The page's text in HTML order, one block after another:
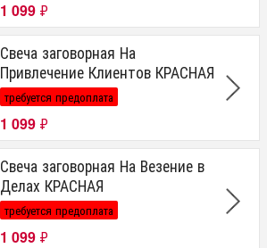
1 099 ₽
Свеча заговорная На
Привлечение Клиентов КРАСНАЯ
требуется предоплата
1 099 ₽
Свеча заговорная На Везение в
Делах КРАСНАЯ
требуется предоплата
1 099 ₽